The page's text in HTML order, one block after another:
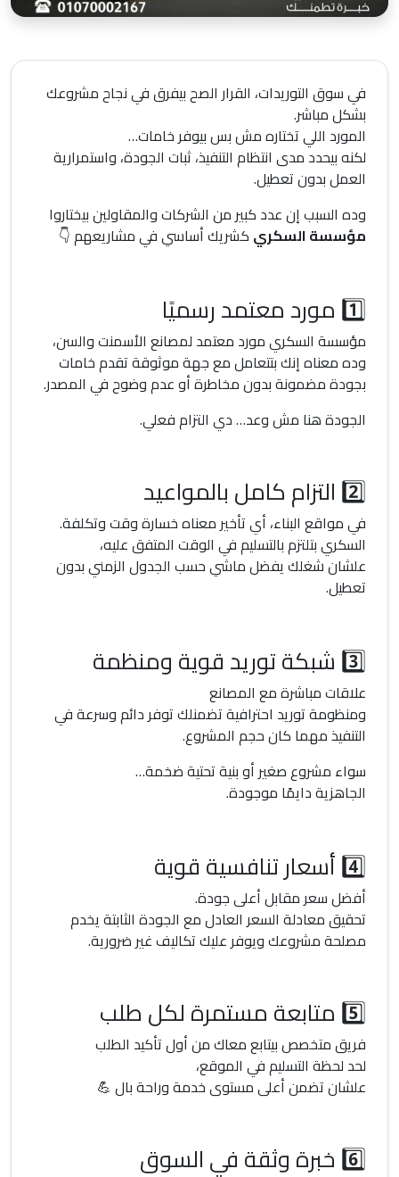
في سوق التوريدات، القرار الصح بيفرق في نجاح مشروعك
بشكل مباشر.
المورد اللي تختاره مش بس بيوفر خامات…
لكنه بيحدد مدى انتظام التنفيذ، ثبات الجودة، واستمرارية
العمل بدون تعطيل.
وده السبب إن عدد كبير من الشركات والمقاولين بيختاروا
مؤسسة السكري كشريك أساسي في مشاريعهم 👇
1️⃣ مورد معتمد رسميًا
مؤسسة السكري مورد معتمد لمصانع الأسمنت والسن،
وده معناه إنك بتتعامل مع جهة موثوقة تقدم خامات
بجودة مضمونة بدون مخاطرة أو عدم وضوح في المصدر.
الجودة هنا مش وعد… دي التزام فعلي.
2️⃣ التزام كامل بالمواعيد
في مواقع البناء، أي تأخير معناه خسارة وقت وتكلفة.
السكري بتلتزم بالتسليم في الوقت المتفق عليه،
علشان شغلك يفضل ماشي حسب الجدول الزمني بدون
تعطيل.
3️⃣ شبكة توريد قوية ومنظمة
علاقات مباشرة مع المصانع
ومنظومة توريد احترافية تضمنلك توفر دائم وسرعة في
التنفيذ مهما كان حجم المشروع.
سواء مشروع صغير أو بنية تحتية ضخمة…
الجاهزية دايمًا موجودة.
4️⃣ أسعار تنافسية قوية
أفضل سعر مقابل أعلى جودة.
تحقيق معادلة السعر العادل مع الجودة الثابتة يخدم
مصلحة مشروعك ويوفر عليك تكاليف غير ضرورية.
5️⃣ متابعة مستمرة لكل طلب
فريق متخصص بيتابع معاك من أول تأكيد الطلب
لحد لحظة التسليم في الموقع،
علشان تضمن أعلى مستوى خدمة وراحة بال 💪
6️⃣ خبرة وثقة في السوق